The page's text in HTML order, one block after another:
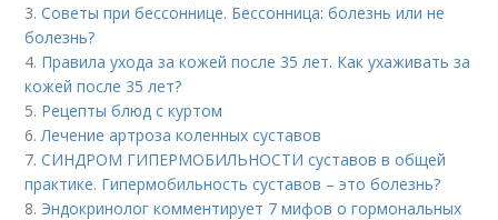
3.Советы при бессоннице. Бессонница: болезнь или не
болезнь?
4. Правила ухода за кожей после 35 лет. Как ухаживать за
кожей после 35 лет?
5. Рецепты блюд с куртом
6.Лечение артроза коленных суставов
7.СИНДРОМ ГИПЕРМОБИЛЬНОСТИ суставов в общей
практике. Гипермобильность суставов – это болезнь?
8. Эндокринолог комментирует 7 мифов о гормональных